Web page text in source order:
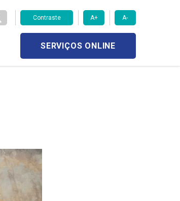
Contraste A+ A-
SERVIÇOS ONLINE